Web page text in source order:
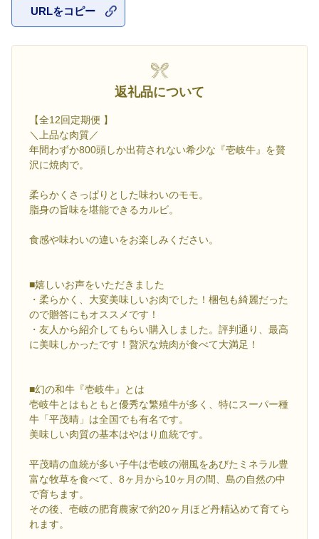
URLをコピー
返礼品について
【全12回定期便 】
＼上品な肉質／
年間わずか800頭しか出荷されない希少な『壱岐牛』を贅
沢に焼肉で。
柔らかくさっぱりとした味わいのモモ。
脂身の旨味を堪能できるカルビ。
食感や味わいの違いをお楽しみください。
■嬉しいお声をいただきました
・柔らかく、大変美味しいお肉でした！梱包も綺麗だった
ので贈答にもオススメです！
・友人から紹介してもらい購入しました。評判通り、最高
に美味しかったです！贅沢な焼肉が食べて大満足！
■幻の和牛『壱岐牛』とは
壱岐牛とはもともと優秀な繁殖牛が多く、特にスーパー種
牛「平茂晴」は全国でも有名です。
美味しい肉質の基本はやはり血統です。
平茂晴の血統が多い子牛は壱岐の潮風をあびたミネラル豊
富な牧草を食べて、8ヶ月から10ヶ月の間、島の自然の中
で育ちます。
その後、壱岐の肥育農家で約20ヶ月ほど丹精込めて育てら
れます。